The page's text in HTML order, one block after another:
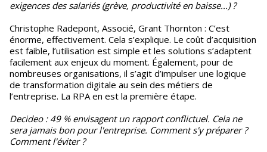
exigences des salariés (grève, productivité en baisse...) ?
Christophe Radepont, Associé, Grant Thornton : C’est
énorme, effectivement. Cela s’explique. Le coût d’acquisition
est faible, l’utilisation est simple et les solutions s’adaptent
facilement aux enjeux du moment. Également, pour de
nombreuses organisations, il s’agit d’impulser une logique
de transformation digitale au sein des métiers de
l’entreprise. La RPA en est la première étape.
Decideo : 49 % envisagent un rapport conflictuel. Cela ne
sera jamais bon pour l'entreprise. Comment s'y préparer ?
Comment l'éviter ?